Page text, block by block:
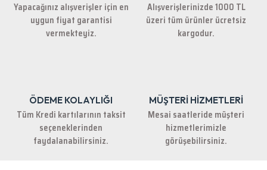
Yapacağınız alışverişler için en
uygun fiyat garantisi
vermekteyiz.
Alışverişlerinizde 1000 TL
üzeri tüm ürünler ücretsiz
kargodur.
ÖDEME KOLAYLIĞI
Tüm Kredi kartılarının taksit
seçeneklerinden
faydalanabilirsiniz.
MÜŞTERİ HİZMETLERİ
Mesai saatleride müşteri
hizmetlerimizle
görüşebilirsiniz.